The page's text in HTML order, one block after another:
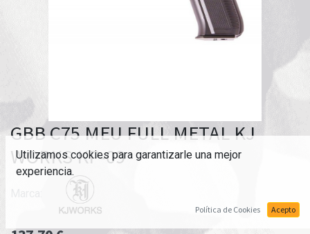
GBB C75 MEU FULL METAL KJ
WORKS KP-09
Utilizamos cookies para garantizarle una mejor
experiencia.
Política de Cookies Acepto